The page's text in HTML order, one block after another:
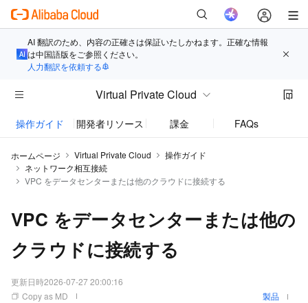
AI 翻訳のため、内容の正確さは保証いたしかねます。正確な情報
は中国語版をご参照ください。
人力翻訳を依頼する
Virtual Private Cloud
操作ガイド 開発者リソース 課金 FAQs
ホームページ Virtual Private Cloud
操作ガイド
ネットワーク相互接続
VPC をデータセンターまたは他のクラウドに接続する
VPC をデータセンターまたは他の
クラウドに接続する
更新日時2026-07-27 20:00:16
Copy as MD
製品